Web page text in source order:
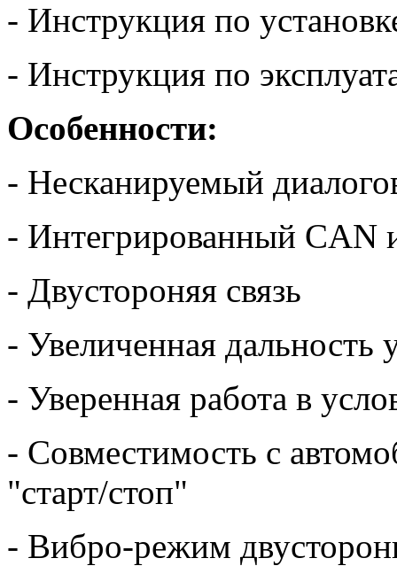
- Инструкция по
- Инструкция по
Особенности:
- Несканируемый
- Интегрированный CAN
- Двустороняя связь
- Увеличенная дальность
- Уверенная работа в
- Совместимость с
"старт/стоп"
- Вибро-режим